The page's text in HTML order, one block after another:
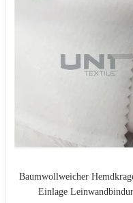
Baumwollweicher
Einlage